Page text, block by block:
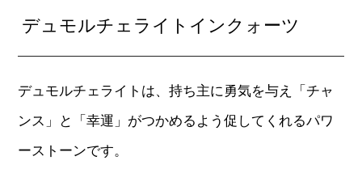
デュモルチェライトインクォーツ
デュモルチェライトは、持ち主に勇気を与え「チャ
ンス」と「幸運」がつかめるよう促してくれるパワ
ーストーンです。